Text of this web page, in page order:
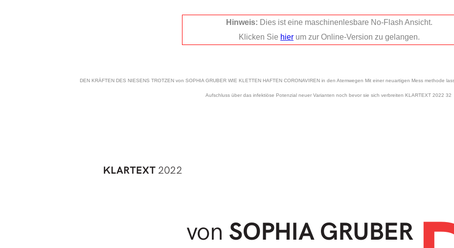
DEN KRÄFTEN DES NIESENS TROTZEN von SOPHIA GRUBER WIE KLETTEN HAFTEN CORONAVIREN in den Atemwegen Mit einer neuartigen Mess methode
Aufschluss über das infektiöse Potenzial neuer Varianten noch bevor sie sich verbreiten KLARTEXT 2022 32
Hinweis: Dies ist eine maschinenlesbare No-Flash Ansicht.
Klicken Sie hier um zur Online-Version zu gelangen.